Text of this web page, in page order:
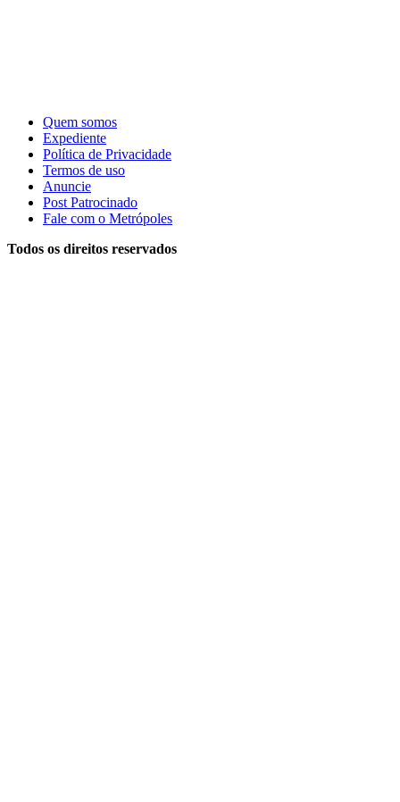
Quem somos
Expediente
Política de Privacidade
Termos de uso
Anuncie
Post Patrocinado
Fale com o Metrópoles
Todos os direitos reservados